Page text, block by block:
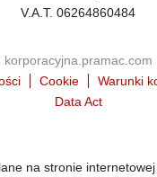
V.A.T. 06264860484
korporacyjna.pramac.com
Cookie Warunki
Data Act
na stronie internetowej